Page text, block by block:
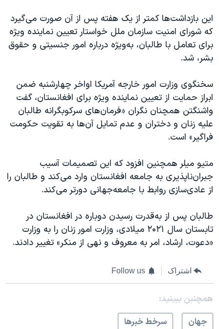
این بازداشت‌ها کمتر از یک هفته پس از آن صورت می‌گیرد
که شورای امنیت سازمان ملل خواستار تعیین نماینده ویژه
برای تعامل با طالبان، به‌ویژه درباره امور جنسیتی و حقوق
‌بشر، شد.
سخنگوی وزارت امور خارجه آمریکا اواخر چهارشنبه ضمن
ابراز حمایت از تعیین نماینده ویژه برای افغانستان، گفت
واشنگتن همچنان نگران «فرمان‌های سرکوبگرانه طالبان
علیه زنان و دختران و عدم تمایل آن‌ها به تقویت حکومت
فراگیر» است.
متیو میلر همچنین افزود که این تصمیمات آسیب
جبران‌ناپذیری به جامعه افغانستان وارد می‌کند و طالبان را
از عادی‌سازی روابط با جامعه‌جهانی دورتر می‌کند.
طالبان پس از به‌قدرت رسیدن دوباره در افغانستان در
تابستان سال ۲۰۲۱ میلادی، وزارت امور زنان را به وزارت
«دعوت، ارشاد، امر به معروف و نهی از منکر» تغییر دادند.
اشتراک Follow us
همچنبن ببینید:
جهان
سرخط خبرها